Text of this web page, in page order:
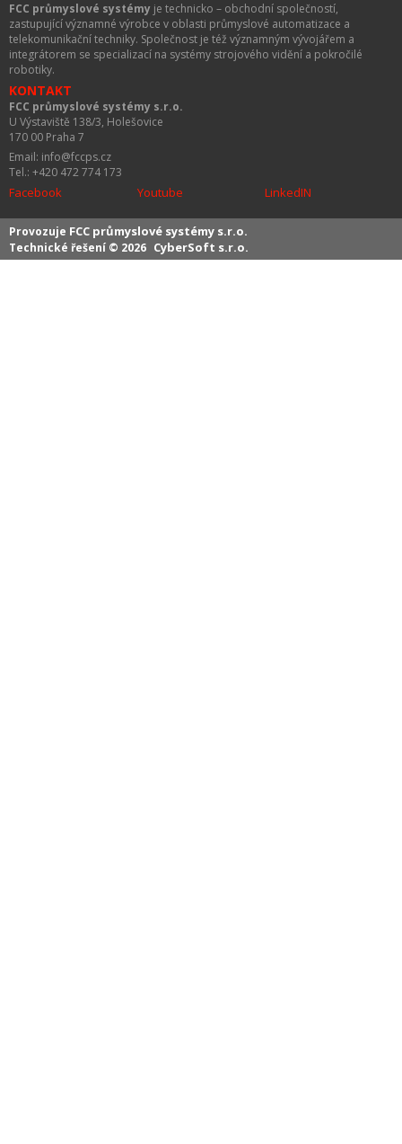
FCC průmyslové systémy je technicko – obchodní společností,
zastupující významné výrobce v oblasti průmyslové automatizace a
telekomunikační techniky. Společnost je též významným vývojářem a
integrátorem se specializací na systémy strojového vidění a pokročilé
robotiky.
KONTAKT
FCC průmyslové systémy s.r.o.
U Výstaviště 138/3, Holešovice
170 00 Praha 7
Email: info@fccps.cz
Tel.: +420 472 774 173
Facebook Youtube LinkedIN
Provozuje FCC průmyslové systémy s.r.o.
Technické řešení © 2026 CyberSoft s.r.o.